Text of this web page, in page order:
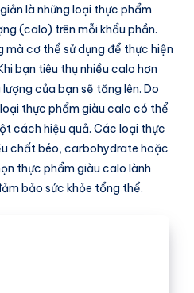
là những loại thực phẩm
(calo) trên mỗi khẩu phần.
mà cơ thể sử dụng để thực hiện
bạn tiêu thụ nhiều calo hơn
của bạn sẽ tăng lên. Do
thực phẩm giàu calo có thể
cách hiệu quả. Các loại thực
chất béo, carbohydrate hoặc
thực phẩm giàu calo lành
bảo sức khỏe tổng thể.